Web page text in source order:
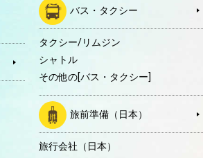
バス・タクシー
タクシー/リムジン
シャトル
その他の[バス・タクシー]
旅前準備（日本）
旅行会社（日本）